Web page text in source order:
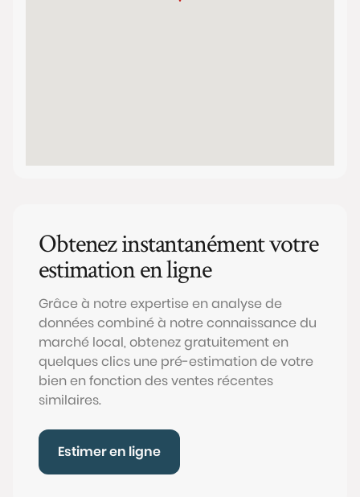
Obtenez instantanément votre
estimation en ligne
Grâce à notre expertise en analyse de
données combiné à notre connaissance du
marché local, obtenez gratuitement en
quelques clics une pré-estimation de votre
bien en fonction des ventes récentes
similaires.
Estimer en ligne